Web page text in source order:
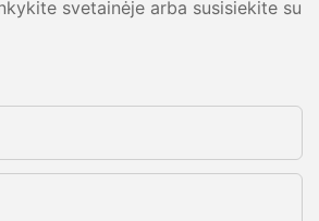
svetainėje arba susisiekite su